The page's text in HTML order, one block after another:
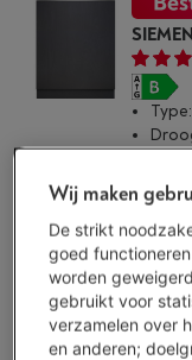
€
Wij maken
De strikt
goed
worden
gebruikt voor
verzamelen over
en anderen;